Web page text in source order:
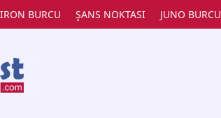
BURCU ŞANS NOKTASI JUNO BURCU